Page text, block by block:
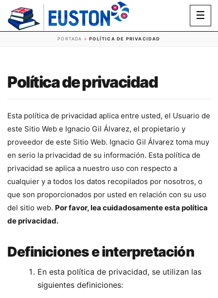
☰
PORTADA »POLÍTICA DE PRIVACIDAD
Política de privacidad
Esta política de privacidad aplica entre usted, el Usuario de
este Sitio Web e Ignacio Gil Álvarez, el propietario y
proveedor de este Sitio Web. Ignacio Gil Álvarez toma muy
en serio la privacidad de su información. Esta política de
privacidad se aplica a nuestro uso con respecto a
cualquier y a todos los datos recopilados por nosotros, o
que son proporcionados por usted en relación con su uso
del sitio web. Por favor, lea cuidadosamente esta política
de privacidad.
Definiciones e interpretación
En esta política de privacidad, se utilizan las
siguientes definiciones: